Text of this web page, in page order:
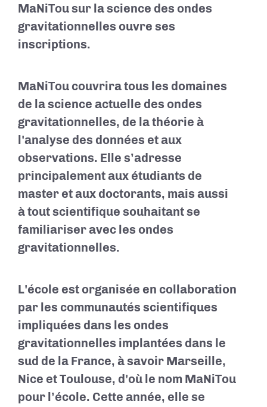
MaNiTou sur la science des ondes
gravitationnelles ouvre ses
inscriptions.
MaNiTou couvrira tous les domaines
de la science actuelle des ondes
gravitationnelles, de la théorie à
l'analyse des données et aux
observations. Elle s’adresse
principalement aux étudiants de
master et aux doctorants, mais aussi
à tout scientifique souhaitant se
familiariser avec les ondes
gravitationnelles.
L'école est organisée en collaboration
par les communautés scientifiques
impliquées dans les ondes
gravitationnelles implantées dans le
sud de la France, à savoir Marseille,
Nice et Toulouse, d'où le nom MaNiTou
pour l’école. Cette année, elle se